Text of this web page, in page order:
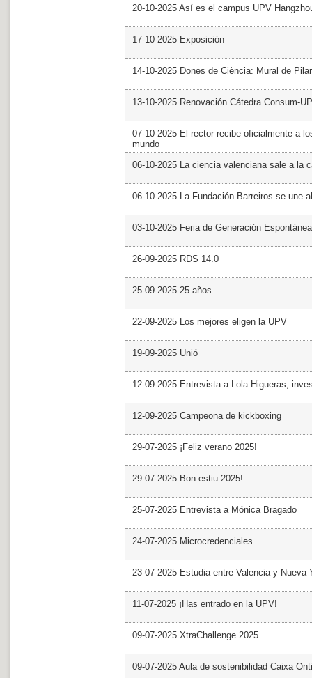
20-10-2025 Así es el campus UPV
17-10-2025 Exposición
14-10-2025 Dones de Ciència: Mural de
13-10-2025 Renovación Cátedra Consum-
07-10-2025 El rector recibe oficialmente a
mundo
06-10-2025 La ciencia valenciana sale a la
06-10-2025 La Fundación Barreiros se une
03-10-2025 Feria de Generación Espontánea
26-09-2025 RDS 14.0
25-09-2025 25 años
22-09-2025 Los mejores eligen la UPV
19-09-2025 Unió
12-09-2025 Entrevista a Lola Higueras,
12-09-2025 Campeona de kickboxing
29-07-2025 ¡Feliz verano 2025!
29-07-2025 Bon estiu 2025!
25-07-2025 Entrevista a Mónica Bragado
24-07-2025 Microcredenciales
23-07-2025 Estudia entre Valencia y Nueva
11-07-2025 ¡Has entrado en la UPV!
09-07-2025 XtraChallenge 2025
09-07-2025 Aula de sostenibilidad Caixa